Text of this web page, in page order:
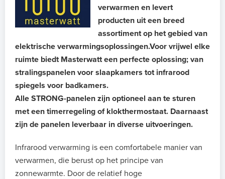
verwarmen en levert
producten uit een breed
assortiment op het gebied van
elektrische verwarmingsoplossingen.​​​​​​Voor vrijwel elke
ruimte biedt Masterwatt een perfecte oplossing; van
stralingspanelen voor slaapkamers tot infrarood
spiegels voor badkamers.
Alle STRONG-panelen zijn optioneel aan te sturen
met een timerregeling of klokthermostaat. Daarnaast
zijn de panelen leverbaar in diverse uitvoeringen.
Infrarood verwarming is een comfortabele manier van
verwarmen, die berust op het principe van
zonnewarmte. Door de relatief hoge